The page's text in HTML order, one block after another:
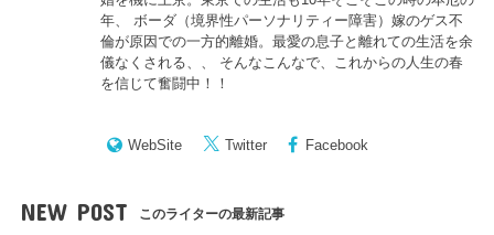
年、 ボーダ（境界性パーソナリティー障害）嫁のゲス不
倫が原因での一方的離婚。最愛の息子と離れての生活を余
儀なくされる、、 そんなこんなで、これからの人生の春
を信じて奮闘中！！
WebSite Twitter Facebook
NEW POST このライターの最新記事